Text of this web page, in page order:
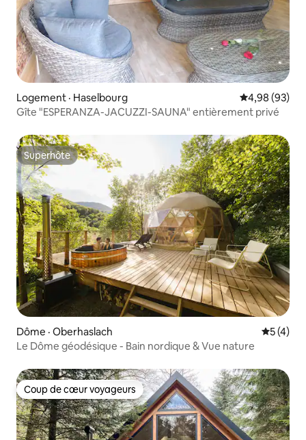
Logement · Haselbourg Note
4,98 (93)
Gîte "ESPERANZA-JACUZZI-SAUNA" entièrement privé
Superhôte
Superhôte
Dôme · Oberhaslach Note
5 (4)
Le Dôme géodésique - Bain nordique & Vue nature
Coup de cœur voyageurs
Coup de cœur voyageurs